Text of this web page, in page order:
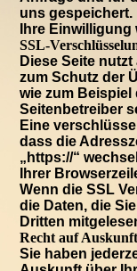
uns gespeichert.
Ihre Einwilligung
SSL-
Diese Seite
zum Schutz der
wie zum Beispiel
Seitenbetreiber
Eine
dass die
„https://“
Ihrer
Wenn die SSL
die Daten, die
Dritten
Recht auf
Sie haben